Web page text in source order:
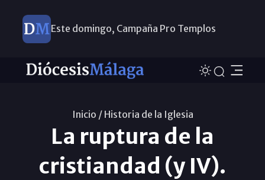
Este domingo, Campaña Pro Templos
Inicio / Historia de la Iglesia
La ruptura de la
cristiandad (y IV).